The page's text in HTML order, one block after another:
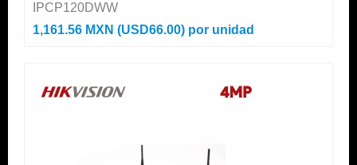
IPCP120DWW
1,161.56 MXN (USD66.00) por unidad